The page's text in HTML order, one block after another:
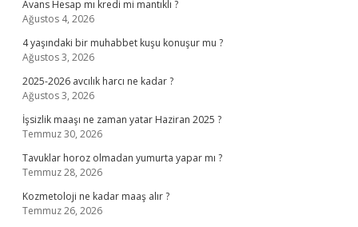
Avans Hesap mı kredi mi mantıklı ?
Ağustos 4, 2026
4 yaşındaki bir muhabbet kuşu konuşur mu ?
Ağustos 3, 2026
2025-2026 avcılık harcı ne kadar ?
Ağustos 3, 2026
İşsizlik maaşı ne zaman yatar Haziran 2025 ?
Temmuz 30, 2026
Tavuklar horoz olmadan yumurta yapar mı ?
Temmuz 28, 2026
Kozmetoloji ne kadar maaş alır ?
Temmuz 26, 2026